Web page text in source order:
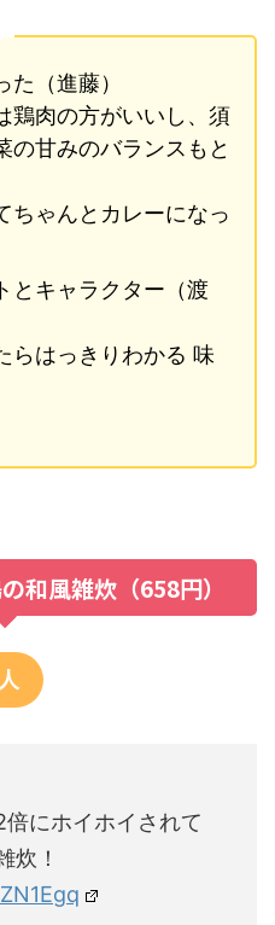
（進藤）
鶏肉の方がいいし、須
の甘みのバランスもと
ちゃんとカレーになっ
とキャラクター（渡
らはっきりわかる 味
和風雑炊（658円）
にホイホイされて
炊！